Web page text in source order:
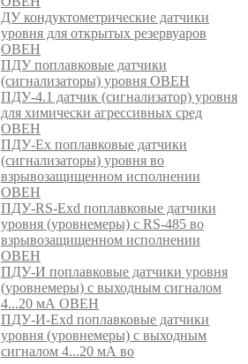
ДУ кондуктометрические датчики
уровня для открытых резервуаров
ОВЕН
ПДУ поплавковые датчики
(сигнализаторы) уровня ОВЕН
ПДУ-4.1 датчик (сигнализатор) уровня
для химически агрессивных сред
ОВЕН
ПДУ-Ex поплавковые датчики
(сигнализаторы) уровня во
взрывозащищенном исполнении
ОВЕН
ПДУ-RS-Exd поплавковые датчики
уровня (уровнемеры) с RS-485 во
взрывозащищенном исполнении
ОВЕН
ПДУ-И поплавковые датчики уровня
(уровнемеры) с выходным сигналом
4...20 мА ОВЕН
ПДУ-И-Exd поплавковые датчики
уровня (уровнемеры) с выходным
сигналом 4...20 мА во